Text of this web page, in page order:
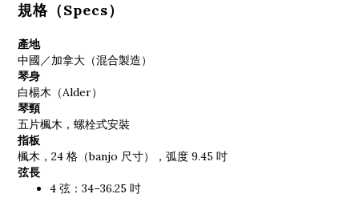
規格（Specs）
產地
中國／加拿大（混合製造）
琴身
白楊木（Alder）
琴頸
五片楓木，螺栓式安裝
指板
楓木，24 格（banjo 尺寸），弧度 9.45 吋
弦長
4 弦：34–36.25 吋